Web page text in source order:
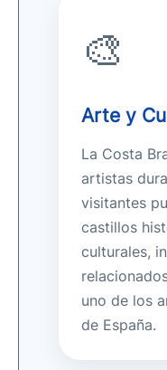
🎨
Arte y
La Costa
artistas
visitantes
castillos
culturales,
uno de los
de España.